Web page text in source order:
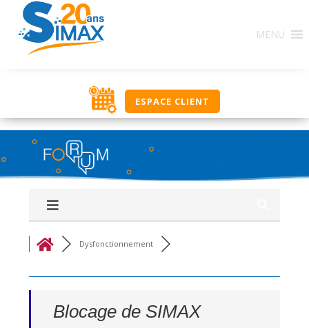
MENU
ESPACE CLIENT
Base de Connaissances : Ce regroupement de forums
constitue une source d’informations en rapport avec
l’utilisation des solutions SIMAX. Ici, classés par
réponses, procédures, savoir-faire pour vous aider
dans votre utilisation journalière. Si vous ne trouvez
pas une réponse à votre recherche, utilisez le groupe
‘Q&R Procédure et Dépannage’ pour poser votre
question. Bonne découverte, l’équipe NOUT.
Dysfonctionnement
Blocage de SIMAX